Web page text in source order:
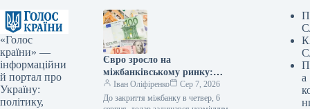
«Голос
країни» —
інформаційни
й портал про
Україну:
політику,
Євро зросло на
міжбанківському ринку:
вартість валют на вечір –
Мінфін
Іван Оліфіренко
Сер 7, 2026
До закриття міжбанку в четвер, 6
а